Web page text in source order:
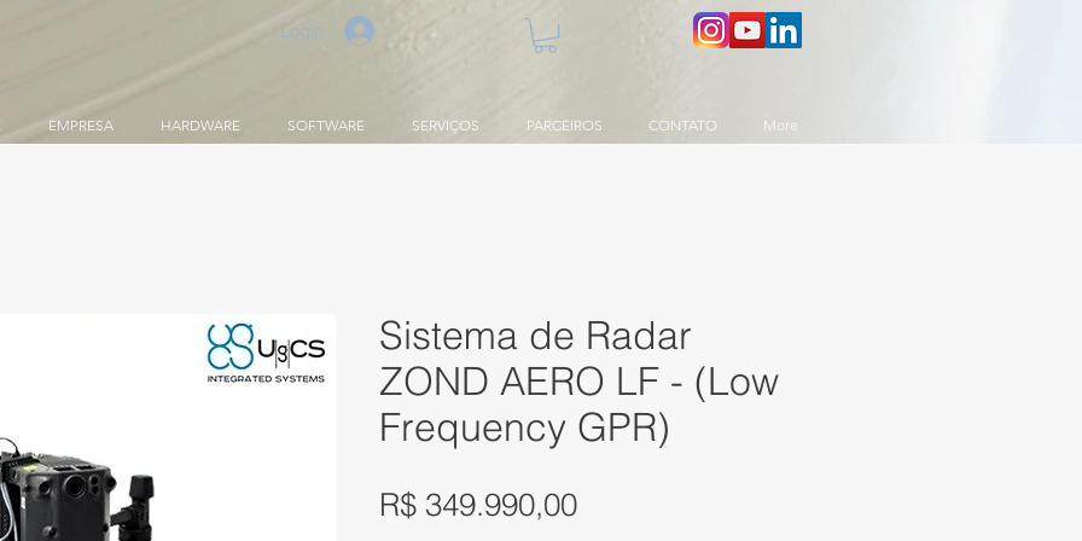
Login
EMPRESA HARDWARE SOFTWARE SERVIÇOS PARCEIROS CONTATO More
Sistema de Radar
ZOND AERO LF - (Low
Frequency GPR)
R$ 349.990,00Preço